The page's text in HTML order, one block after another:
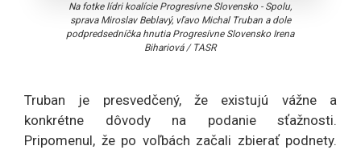
Na fotke lídri koalície Progresívne Slovensko - Spolu,
sprava Miroslav Beblavý, vľavo Michal Truban a dole
podpredsedníčka hnutia Progresívne Slovensko Irena
Bihariová/ TASR
Truban je presvedčený, že existujú vážne a
konkrétne dôvody na podanie sťažnosti.
Pripomenul, že po voľbách začali zbierať podnety.